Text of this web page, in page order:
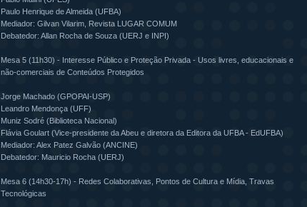
Paulo Henrique de Almeida (UFBA)
Mediador: Gilvan Vilarim, Revista LUGAR COMUM
Debatedor: Allan Rocha de Souza (UERJ e INPI)
Mesa 5 (11h30) - Interesse Público e Proteção Privada - Usos livres, educacionais e
não-comerciais de Conteúdos Protegidos
Jorge Machado (GPOPAI-USP)
Leandro Mendonça (UFF)
Muniz Sodré (Biblioteca Nacional)
Flávia Goulart (Vice-presidente da Abeu e diretora da Editora da UFBA - EdUFBA)
Mediador: Alex Patez Galvão (ANCINE)
Debatedor: Mauricio Rocha (UERJ)
Mesa 6 (14h30-17h) - Redes Colaborativas, Pontos de Cultura e Mídia, Travas
Tecnológicas